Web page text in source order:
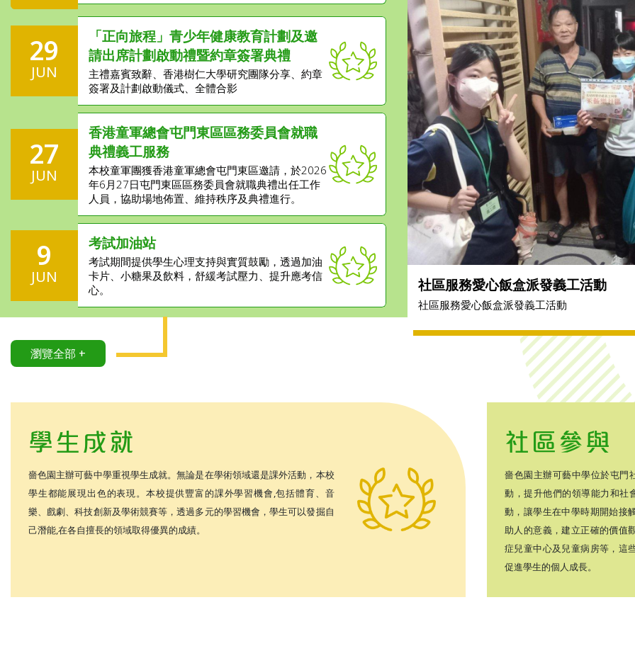
29
JUN
「正向旅程」青少年健康教育計劃及邀
請出席計劃啟動禮暨約章簽署典禮
主禮嘉賓致辭、香港樹仁大學研究團隊分享、約章
簽署及計劃啟動儀式、全體合影
27
JUN
香港童軍總會屯門東區區務委員會就職
典禮義工服務
本校童軍團獲香港童軍總會屯門東區邀請，於2026
年6月27日屯門東區區務委員會就職典禮出任工作
人員，協助場地佈置、維持秩序及典禮進行。
9
JUN
考試加油站
考試期間提供學生心理支持與實質鼓勵，透過加油
卡片、小糖果及飲料，舒緩考試壓力、提升應考信
心。
社區服務愛心飯盒派發義工活動
社區服務愛心飯盒派發義工活動
瀏覽全部 +
學生成就
嗇色園主辦可藝中學重視學生成就。無論是在學術領域還是課外活動，本校
學生都能展現出色的表現。本校提供豐富的課外學習機會,包括體育、音
樂、戲劇、科技創新及學術競賽等，透過多元的學習機會，學生可以發掘自
己潛能,在各自擅長的領域取得優異的成績。
社區參與
嗇色園主辦可藝中學位於屯門
動，提升他們的領導能力和社
動，讓學生在中學時期開始接
助人的意義，建立正確的價值
症兒童中心及兒童病房等，這
促進學生的個人成長。